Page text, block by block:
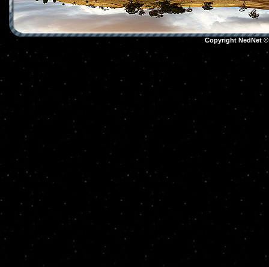
Copyright NedNet